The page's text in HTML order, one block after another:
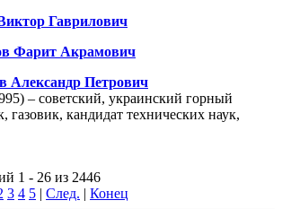
Гаврилович
Фарит Акрамович
Александр Петрович
– советский, украинский горный
газовик, кандидат технических наук,
1 - 26 из 2446
3 4 5 | След. | Конец